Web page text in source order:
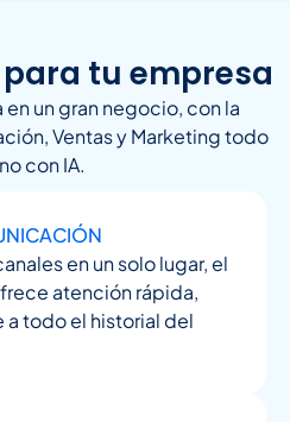
para tu empresa
un gran negocio, con la
Ventas y Marketing todo
con IA.
en un solo lugar, el
atención rápida,
todo el historial del